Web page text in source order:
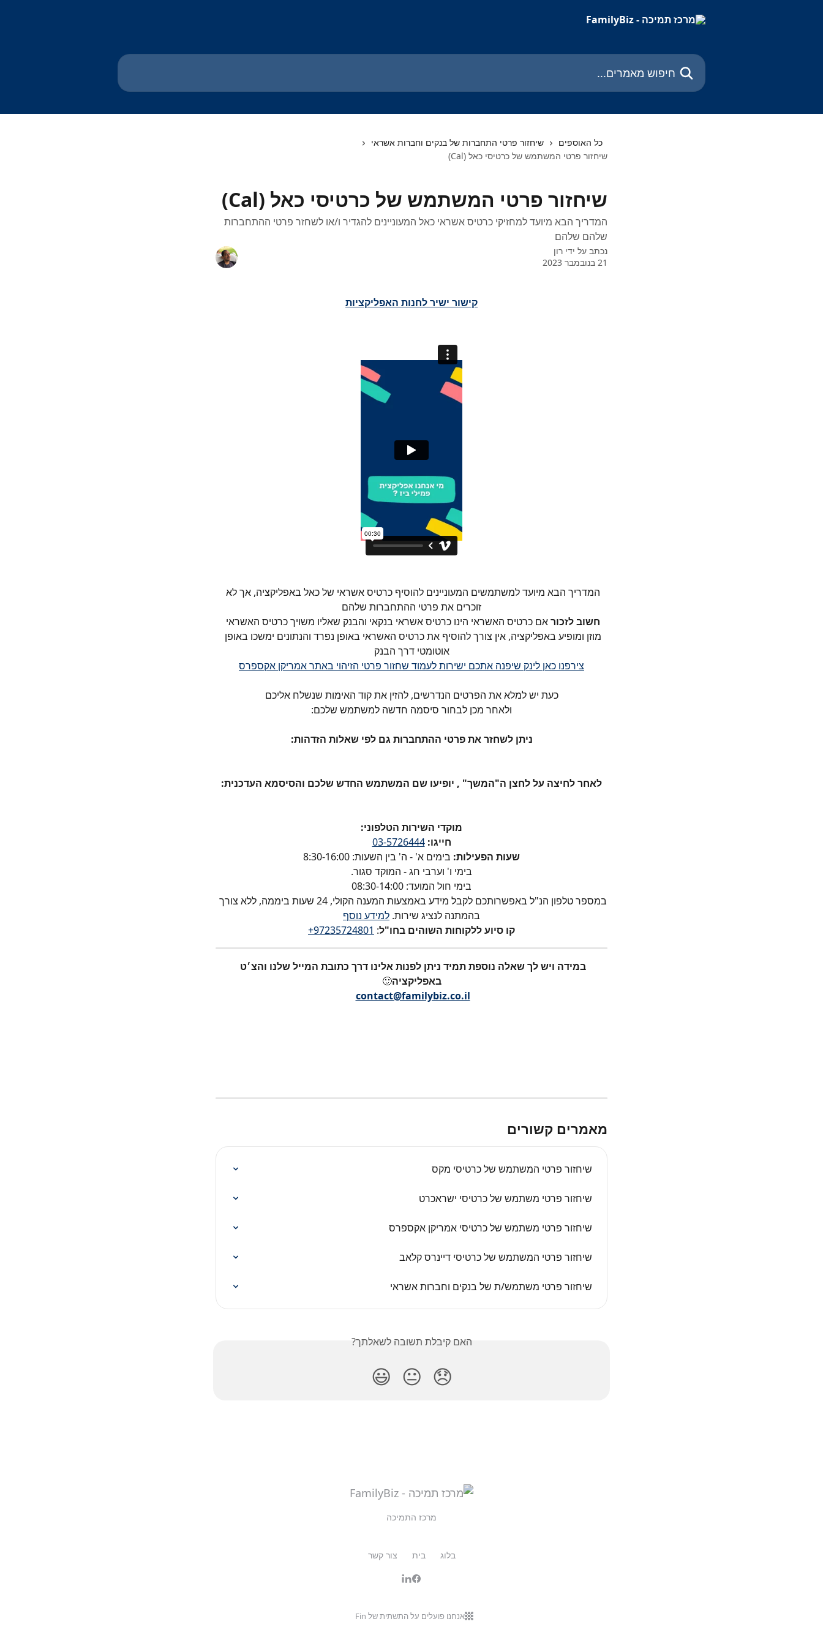
חיפוש מאמרים...
כל האוספים
שיחזור פרטי התחברות של בנקים וחברות אשראי
שיחזור פרטי המשתמש של כרטיסי כאל (Cal)
שיחזור פרטי המשתמש של כרטיסי כאל (Cal)
המדריך הבא מיועד למחזיקי כרטיס אשראי כאל המעוניינים להגדיר ו/או לשחזר פרטי ההתחברות
שלהם שלהם
נכתב על ידי רון
21 בנובמבר 2023
קישור ישיר לחנות האפליקציות
המדריך הבא מיועד למשתמשים המעוניינים להוסיף כרטיס אשראי של כאל באפליקציה, אך לא
זוכרים את פרטי ההתחברות שלהם
חשוב לזכור אם כרטיס האשראי הינו כרטיס אשראי בנקאי והבנק שאליו משויך כרטיס האשראי
מוזן ומופיע באפליקציה, אין צורך להוסיף את כרטיס האשראי באופן נפרד והנתונים ימשכו באופן
אוטומטי דרך הבנק
צירפנו כאן לינק שיפנה אתכם ישירות לעמוד שחזור פרטי הזיהוי באתר אמריקן אקספרס
כעת יש למלא את הפרטים הנדרשים, להזין את קוד האימות שנשלח אליכם
ולאחר מכן לבחור סיסמה חדשה למשתמש שלכם:​
ניתן לשחזר את פרטי ההתחברות גם לפי שאלות הזדהות:
לאחר לחיצה על לחצן ה"המשך" , יופיעו שם המשתמש החדש שלכם והסיסמא העדכנית:
מוקדי השירות הטלפוני:
חייגו: 03-5726444
שעות הפעילות: בימים א' - ה' בין השעות: 8:30-16:00
בימי ו' וערבי חג - המוקד סגור.
בימי חול המועד: 08:30-14:00
במספר טלפון הנ"ל באפשרותכם לקבל מידע באמצעות המענה הקולי, 24 שעות ביממה, ללא צורך
בהמתנה לנציג שירות. למידע נוסף
קו סיוע ללקוחות השוהים בחו"ל:
97235724801+
במידה ויש לך שאלה נוספת תמיד ניתן לפנות אלינו דרך כתובת המייל שלנו והצ׳ט
באפליקציה🙂
contact@familybiz.co.il
מאמרים קשורים
שיחזור פרטי המשתמש של כרטיסי מקס
שיחזור פרטי משתמש של כרטיסי ישראכרט
שיחזור פרטי משתמש של כרטיסי אמריקן אקספרס
שיחזור פרטי המשתמש של כרטיסי דיינרס קלאב
שיחזור פרטי משתמש/ת של בנקים וחברות אשראי
האם קיבלת תשובה לשאלתך?
😞
😐
😃
מרכז התמיכה
בלוג בית צור קשר
אנחנו פועלים על התשתית של Fin